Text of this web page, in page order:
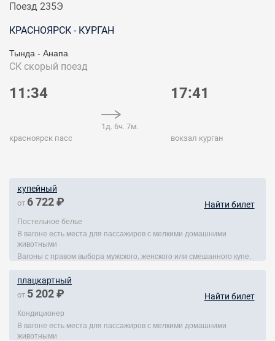
Поезд 235Э
КРАСНОЯРСК - КУРГАН
Тында - Анапа
СК скорый поезд
11:34
красноярск пасс
1д. 6ч. 7м.
17:41
вокзал курган
купейный
от 6 722 ₽ Найти билет
Постельное белье
В вагоне есть места для пассажиров с мелкими домашними
животными
Вагоны с правом выбора мужского, женского или смешанного купе.
плацкартный
от 5 202 ₽ Найти билет
Кондиционер
В вагоне есть места для пассажиров с мелкими домашними
животными